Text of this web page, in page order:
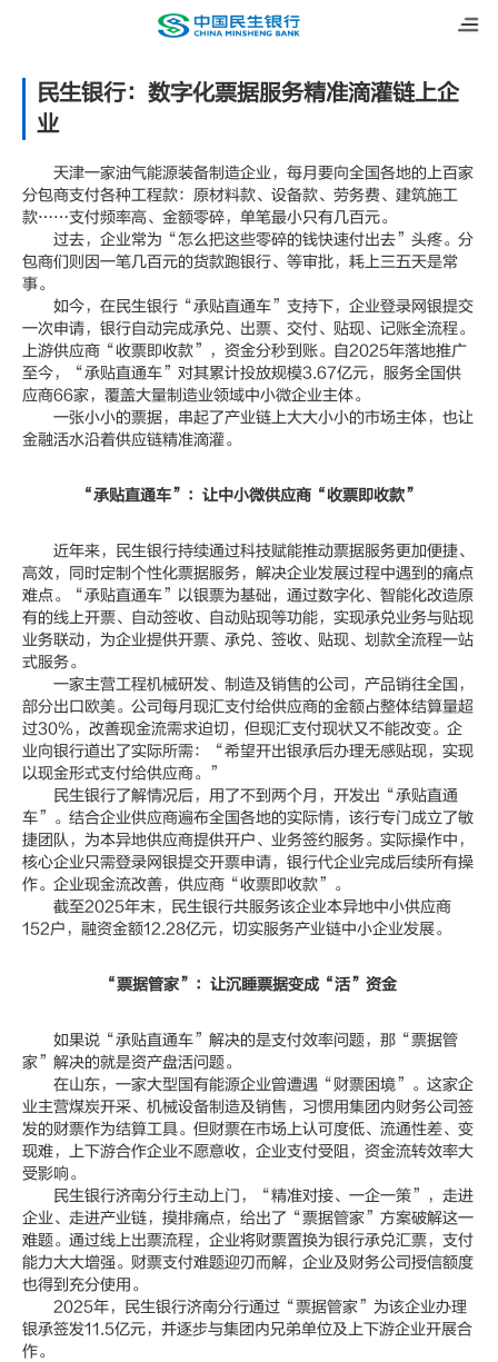
民生银行：数字化票据服务精准滴灌链上企
业
天津一家油气能源装备制造企业，每月要向全国各地的上百家
分包商支付各种工程款：原材料款、设备款、劳务费、建筑施工
款……支付频率高、金额零碎，单笔最小只有几百元。
过去，企业常为“怎么把这些零碎的钱快速付出去”头疼。分
包商们则因一笔几百元的货款跑银行、等审批，耗上三五天是常
事。
如今，在民生银行“承贴直通车”支持下，企业登录网银提交
一次申请，银行自动完成承兑、出票、交付、贴现、记账全流程。
上游供应商“收票即收款”，资金分秒到账。自2025年落地推广
至今，“承贴直通车”对其累计投放规模3.67亿元，服务全国供
应商66家，覆盖大量制造业领域中小微企业主体。
一张小小的票据，串起了产业链上大大小小的市场主体，也让
金融活水沿着供应链精准滴灌。
“承贴直通车”：让中小微供应商“收票即收款”
近年来，民生银行持续通过科技赋能推动票据服务更加便捷、
高效，同时定制个性化票据服务，解决企业发展过程中遇到的痛点
难点。“承贴直通车”以银票为基础，通过数字化、智能化改造原
有的线上开票、自动签收、自动贴现等功能，实现承兑业务与贴现
业务联动，为企业提供开票、承兑、签收、贴现、划款全流程一站
式服务。
一家主营工程机械研发、制造及销售的公司，产品销往全国，
部分出口欧美。公司每月现汇支付给供应商的金额占整体结算量超
过30%，改善现金流需求迫切，但现汇支付现状又不能改变。企
业向银行道出了实际所需：“希望开出银承后办理无感贴现，实现
以现金形式支付给供应商。”
民生银行了解情况后，用了不到两个月，开发出“承贴直通
车”。结合企业供应商遍布全国各地的实际情，该行专门成立了敏
捷团队，为本异地供应商提供开户、业务签约服务。实际操作中，
核心企业只需登录网银提交开票申请，银行代企业完成后续所有操
作。企业现金流改善，供应商“收票即收款”。
截至2025年末，民生银行共服务该企业本异地中小供应商
152户，融资金额12.28亿元，切实服务产业链中小企业发展。
“票据管家”：让沉睡票据变成“活”资金
如果说“承贴直通车”解决的是支付效率问题，那“票据管
家”解决的就是资产盘活问题。
在山东，一家大型国有能源企业曾遭遇“财票困境”。这家企
业主营煤炭开采、机械设备制造及销售，习惯用集团内财务公司签
发的财票作为结算工具。但财票在市场上认可度低、流通性差、变
现难，上下游合作企业不愿意收，企业支付受阻，资金流转效率大
受影响。
民生银行济南分行主动上门，“精准对接、一企一策”，走进
企业、走进产业链，摸排痛点，给出了“票据管家”方案破解这一
难题。通过线上出票流程，企业将财票置换为银行承兑汇票，支付
能力大大增强。财票支付难题迎刃而解，企业及财务公司授信额度
也得到充分使用。
2025年，民生银行济南分行通过“票据管家”为该企业办理
银承签发11.5亿元，并逐步与集团内兄弟单位及上下游企业开展合
作。